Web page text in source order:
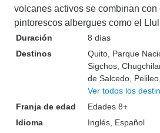
volcanes activos se combinan con
pintorescos albergues como el
Duración
8 días
Destinos
Quito , Parque
Sigchos ,
de Salcedo , Pelileo
Ver todos los
Franja de edad
Edades 8+
Idioma
Inglés, Español